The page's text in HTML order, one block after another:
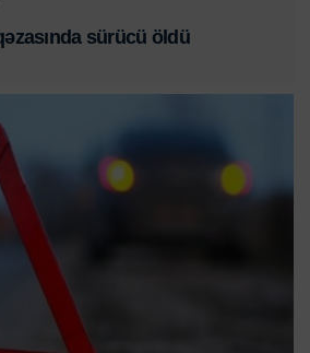
sürücü öldü